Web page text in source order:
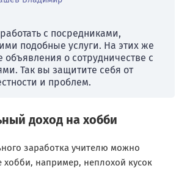
с посредниками,
подобные услуги. На этих же
объявления о сотрудничестве с
Так вы защитите себя от
и проблем.
доход на хобби
заработка учителю можно
хобби, например, неплохой кусок